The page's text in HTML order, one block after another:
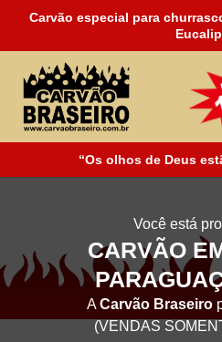
Carvão especial para
“Os olhos de Deus
Você está
CARVÃO
ACarvão Braseiro
(VENDAS